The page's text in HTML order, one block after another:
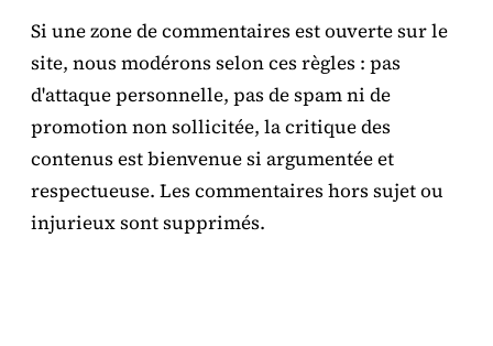
Si une zone de commentaires est ouverte sur le
site, nous modérons selon ces règles : pas
d'attaque personnelle, pas de spam ni de
promotion non sollicitée, la critique des
contenus est bienvenue si argumentée et
respectueuse. Les commentaires hors sujet ou
injurieux sont supprimés.